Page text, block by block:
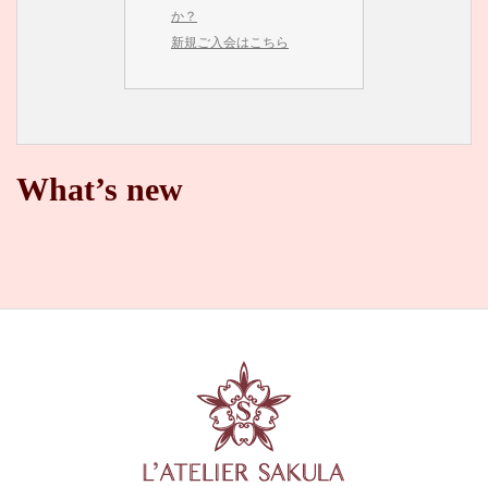
か？
新規ご入会はこちら
What’s new